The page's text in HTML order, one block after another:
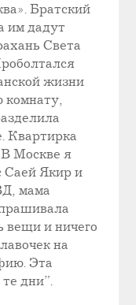
Братский
им дадут
Света
жизни
комнату,
Квартирка
Москве я
Саей Якир и
мама
вещи и ничего
на
Эта
дни”.